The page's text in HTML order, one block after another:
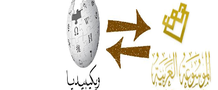
له الفضل بأنه حرر الطب من الدين والفلسفة.
- هل تعلم أن المرجان إفراز حيواني يتكون في البحر ويتركب
من مادة كربونات الكلسيوم، وهو أحمر أو شديد الحمرة وهو
أجود أنواعه، ويمتاز بكبر الحجم ويسمى الش